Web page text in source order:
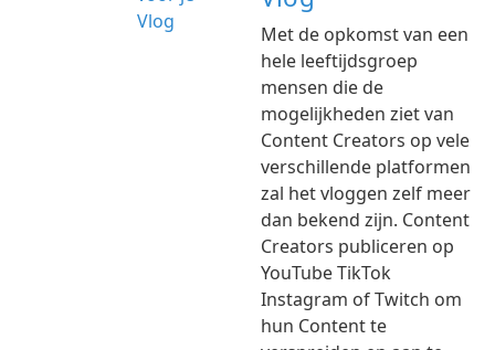
Met de opkomst van een
hele leeftijdsgroep
mensen die de
mogelijkheden ziet van
Content Creators op vele
verschillende platformen
zal het vloggen zelf meer
dan bekend zijn. Content
Creators publiceren op
YouTube TikTok
Instagram of Twitch om
hun Content te